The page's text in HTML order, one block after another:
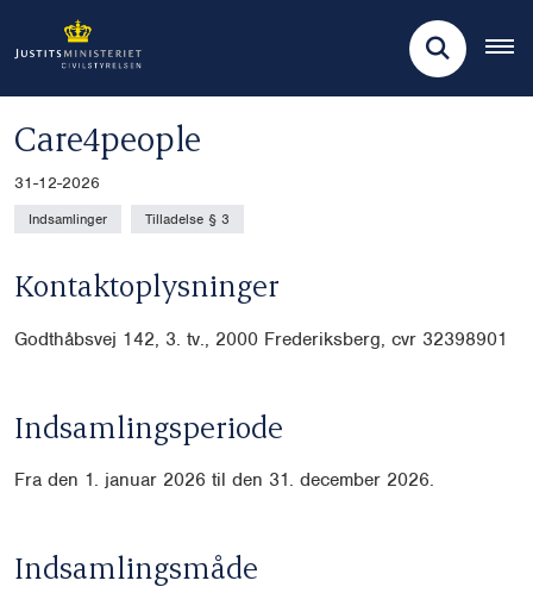
Care4people
31-12-2026
Indsamlinger Tilladelse § 3
Kontaktoplysninger
Godthåbsvej 142, 3. tv., 2000 Frederiksberg, cvr 32398901
Indsamlingsperiode
Fra den 1. januar 2026 til den 31. december 2026.
Indsamlingsmåde